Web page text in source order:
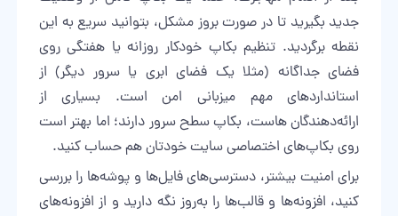
جدید بگیرید تا در صورت بروز مشکل، بتوانید سریع به این
نقطه برگردید. تنظیم بکاپ خودکار روزانه یا هفتگی روی
فضای جداگانه (مثلا یک فضای ابری یا سرور دیگر) از
استانداردهای مهم میزبانی امن است. بسیاری از
ارائه‌دهندگان هاست، بکاپ سطح سرور دارند؛ اما بهتر است
روی بکاپ‌های اختصاصی سایت خودتان هم حساب کنید.
برای امنیت بیشتر، دسترسی‌های فایل‌ها و پوشه‌ها را بررسی
کنید، افزونه‌ها و قالب‌ها را به‌روز نگه دارید و از افزونه‌های